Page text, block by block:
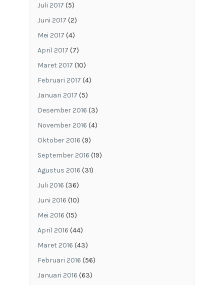
Juli 2017 (5)
Juni 2017 (2)
Mei 2017 (4)
April 2017 (7)
Maret 2017 (10)
Februari 2017 (4)
Januari 2017 (5)
Desember 2016 (3)
November 2016 (4)
Oktober 2016 (9)
September 2016 (19)
Agustus 2016 (31)
Juli 2016 (36)
Juni 2016 (10)
Mei 2016 (15)
April 2016 (44)
Maret 2016 (43)
Februari 2016 (56)
Januari 2016 (63)